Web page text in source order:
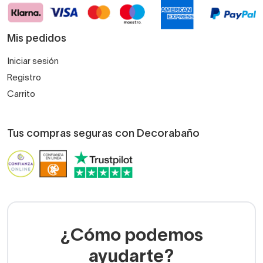
Mis pedidos
Iniciar sesión
Registro
Carrito
Tus compras seguras con Decorabaño
¿Cómo podemos
ayudarte?